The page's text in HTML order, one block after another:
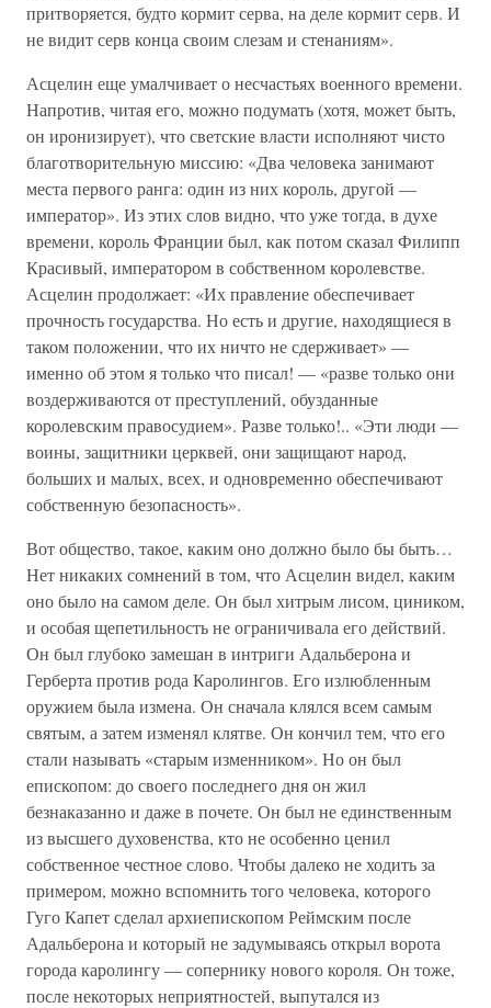
притворяется, будто кормит серва, на деле кормит серв. И
не видит серв конца своим слезам и стенаниям».
Асцелин еще умалчивает о несчастьях военного времени.
Напротив, читая его, можно подумать (хотя, может быть,
он иронизирует), что светские власти исполняют чисто
благотворительную миссию: «Два человека занимают
места первого ранга: один из них король, другой —
император». Из этих слов видно, что уже тогда, в духе
времени, король Франции был, как потом сказал Филипп
Красивый, императором в собственном королевстве.
Асцелин продолжает: «Их правление обеспечивает
прочность государства. Но есть и другие, находящиеся в
таком положении, что их ничто не сдерживает» —
именно об этом я только что писал! — «разве только они
воздерживаются от преступлений, обузданные
королевским правосудием». Разве только!.. «Эти люди —
воины, защитники церквей, они защищают народ,
больших и малых, всех, и одновременно обеспечивают
собственную безопасность».
Вот общество, такое, каким оно должно было бы быть…
Нет никаких сомнений в том, что Асцелин видел, каким
оно было на самом деле. Он был хитрым лисом, циником,
и особая щепетильность не ограничивала его действий.
Он был глубоко замешан в интриги Адальберона и
Герберта против рода Каролингов. Его излюбленным
оружием была измена. Он сначала клялся всем самым
святым, а затем изменял клятве. Он кончил тем, что его
стали называть «старым изменником». Но он был
епископом: до своего последнего дня он жил
безнаказанно и даже в почете. Он был не единственным
из высшего духовенства, кто не особенно ценил
собственное честное слово. Чтобы далеко не ходить за
примером, можно вспомнить того человека, которого
Гуго Капет сделал архиепископом Реймским после
Адальберона и который не задумываясь открыл ворота
города каролингу — сопернику нового короля. Он тоже,
после некоторых неприятностей, выпутался из